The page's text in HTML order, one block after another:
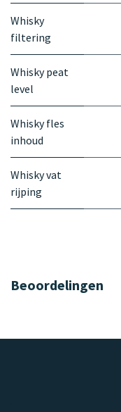
Whisky
filtering
Whisky peat
level
Whisky fles
inhoud
Whisky vat
rijping
Beoordelingen